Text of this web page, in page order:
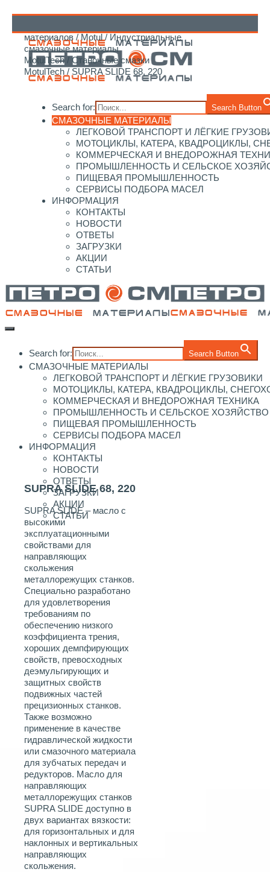
Search for: Search Button
СМАЗОЧНЫЕ МАТЕРИАЛЫ
ЛЕГКОВОЙ ТРАНСПОРТ И ЛЁГКИЕ
МОТОЦИКЛЫ, КАТЕРА, КВАДРОЦИКЛЫ,
КОММЕРЧЕСКАЯ И ВНЕДОРОЖНАЯ
ПРОМЫШЛЕННОСТЬ И СЕЛЬСКОЕ
ПИЩЕВАЯ ПРОМЫШЛЕННОСТЬ
СЕРВИСЫ ПОДБОРА МАСЕЛ
ИНФОРМАЦИЯ
КОНТАКТЫ
НОВОСТИ
ОТВЕТЫ
ЗАГРУЗКИ
АКЦИИ
СТАТЬИ
Search for: Search Button
СМАЗОЧНЫЕ МАТЕРИАЛЫ
ЛЕГКОВОЙ ТРАНСПОРТ И ЛЁГКИЕ ГРУЗОВИКИ
МОТОЦИКЛЫ, КАТЕРА, КВАДРОЦИКЛЫ,
КОММЕРЧЕСКАЯ И ВНЕДОРОЖНАЯ ТЕХНИКА
ПРОМЫШЛЕННОСТЬ И СЕЛЬСКОЕ ХОЗЯЙСТВО
ПИЩЕВАЯ ПРОМЫШЛЕННОСТЬ
СЕРВИСЫ ПОДБОРА МАСЕЛ
ИНФОРМАЦИЯ
КОНТАКТЫ
НОВОСТИ
ОТВЕТЫ
ЗАГРУЗКИ
АКЦИИ
СТАТЬИ
материалов/Motul/ Индустриальные
смазочные материалы
MotulTech/ Станочные смазки
MotulTech/ SUPRA SLIDE 68, 220
SUPRA SLIDE 68, 220
SUPRA SLIDE – масло с
высокими
эксплуатационными
свойствами для
направляющих
скольжения
металлорежущих станков.
Специально разработано
для удовлетворения
требованиям по
обеспечению низкого
коэффициента трения,
хороших демпфирующих
свойств, превосходных
деэмульгирующих и
защитных свойств
подвижных частей
прецизионных станков.
Также возможно
применение в качестве
гидравлической жидкости
или смазочного материала
для зубчатых передач и
редукторов. Масло для
направляющих
металлорежущих станков
SUPRA SLIDE доступно в
двух вариантах вязкости:
для горизонтальных и для
наклонных и вертикальных
направляющих
скольжения.